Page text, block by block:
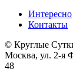
Интересно
Контакты
© Круглые
Москва, ул. 2-я
48